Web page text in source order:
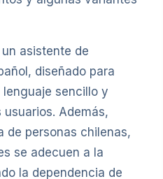
asistente de
diseñado para
sencillo y
Además,
de personas chilenas,
se adecuen a la
la dependencia de